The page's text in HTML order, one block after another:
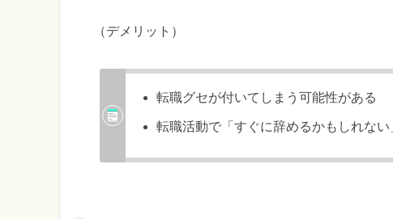
（デメリット）
転職グセが付いてしまう可能性がある
転職活動で「すぐに辞めるかもしれな